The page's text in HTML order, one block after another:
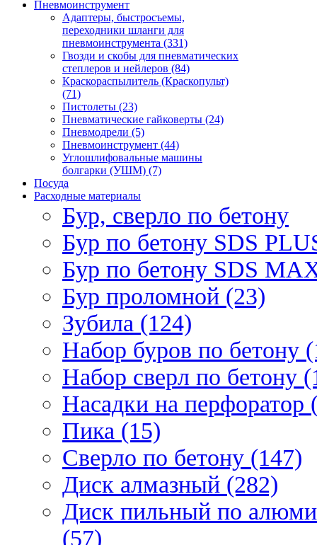
Пневмоинструмент
Адаптеры, быстросъемы,
переходники шланги для
пневмоинструмента (331)
Гвозди и скобы для пневматических
степлеров и нейлеров (84)
Краскораспылитель (Краскопульт)
(71)
Пистолеты (23)
Пневматические гайковерты (24)
Пневмодрели (5)
Пневмоинструмент (44)
Углошлифовальные машины
болгарки (УШМ) (7)
Посуда
Расходные материалы
Бур, сверло по бетону
Бур по бетону SDS
Бур по бетону SDS
Бур проломной (23)
Зубила (124)
Набор буров по бетону
Набор сверл по бетону
Насадки на перфоратор
Пика (15)
Сверло по бетону (147)
Диск алмазный (282)
Диск пильный по
(57)